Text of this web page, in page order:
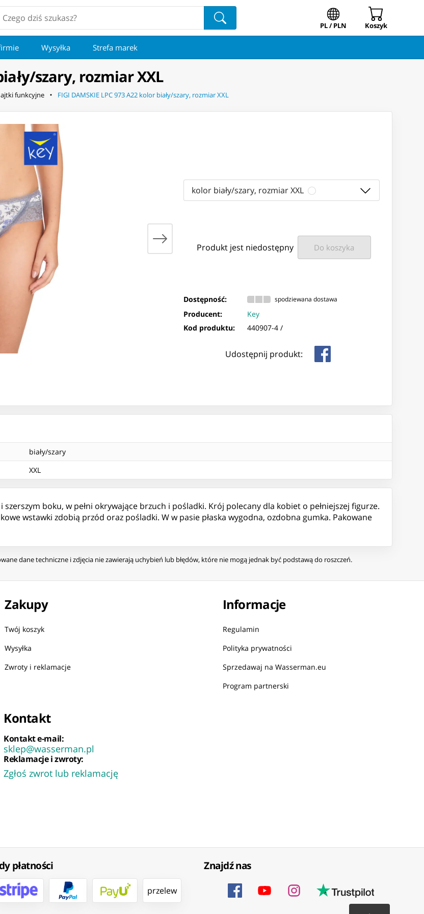
PL / PLN Koszyk
Wysyłka Strefa marek
szary, rozmiar XXL
funkcyjne FIGI DAMSKIE LPC 973 A22 kolor biały/szary, rozmiar XXL
kolor biały/szary, rozmiar XXL
Produkt jest niedostępny Do koszyka
Dostępność: spodziewana dostawa
Producent:
Key
Kod produktu:
440907-4 /
Udostępnij produkt:
biały/szary
XXL
boku, w pełni okrywające brzuch i pośladki. Krój polecany dla kobiet o pełniejszej figurze.
wstawki zdobią przód oraz pośladki. W w pasie płaska wygodna, ozdobna gumka. Pakowane
dane techniczne i zdjęcia nie zawierają uchybień lub błędów, które nie mogą jednak być podstawą do roszczeń.
Zakupy
Twój koszyk
Wysyłka
Zwroty i reklamacje
Informacje
Regulamin
Polityka prywatności
Sprzedawaj na Wasserman.eu
Program partnerski
Kontakt
Kontakt e-mail:
sklep@wasserman.pl
Reklamacje i zwroty:
Zgłoś zwrot lub reklamację
płatności
przelew
Znajdź nas